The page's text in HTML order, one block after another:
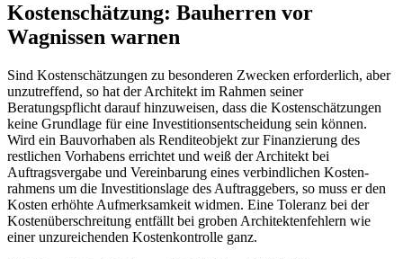
Kostenschätzung: Bauherren vor
Wagnissen warnen
Sind Kostenschätzungen zu besonderen Zwecken erforderlich, aber
unzutreffend, so hat der Architekt im Rahmen seiner
Beratungspflicht darauf hinzuweisen, dass die Kostenschätzungen
keine Grundlage für eine Investitionsentscheidung sein können.
Wird ein Bauvorhaben als Renditeobjekt zur ­Finanzierung des
restlichen Vorhabens errichtet und weiß der Architekt bei
Auftragsvergabe und Vereinbarung eines verbindlichen Kosten­
rahmens um die Investitionslage des Auftrag­gebers, so muss er den
Kosten erhöhte Auf­merksamkeit widmen. Eine Toleranz bei der
Kostenüberschreitung entfällt bei groben Architektenfehlern wie
einer unzureichenden Kostenkontrolle ganz.